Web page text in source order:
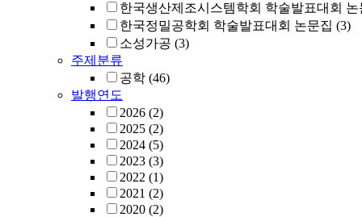
한국생산제조시스템학회 학술발표대회 논
한국정밀공학회 학술발표대회 논문집 (3)
소성가공 (3)
주제분류
공학 (46)
발행연도
2026 (2)
2025 (2)
2024 (5)
2023 (3)
2022 (1)
2021 (2)
2020 (2)